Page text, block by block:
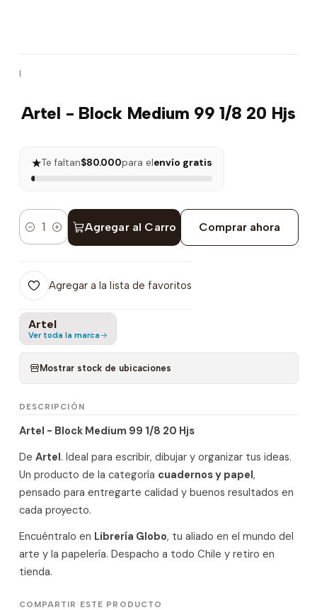
|
Artel - Block Medium 99 1/8 20 Hjs
★Te faltan$80.000para elenvío gratis
Cantidad Agregar al Carro Comprar ahora
Agregar a la lista de favoritos
Artel
Ver toda la marca
Mostrar stock de ubicaciones
DESCRIPCIÓN
Artel - Block Medium 99 1/8 20 Hjs
De Artel. Ideal para escribir, dibujar y organizar tus ideas.
Un producto de la categoría cuadernos y papel,
pensado para entregarte calidad y buenos resultados en
cada proyecto.
Encuéntralo en Librería Globo, tu aliado en el mundo del
arte y la papelería. Despacho a todo Chile y retiro en
tienda.
COMPARTIR ESTE PRODUCTO